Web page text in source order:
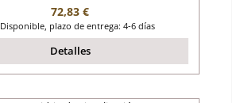
Precio normal:
72,83 €
Disponible, plazo de entrega: 4-6 días
Detalles